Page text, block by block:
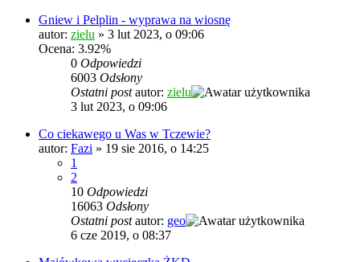
Gniew i Pelplin - wyprawa na wiosnę
autor: zielu » 3 lut 2023, o 09:06
Ocena: 3.92%
0 Odpowiedzi
6003 Odsłony
Ostatni postautor: zielu
3 lut 2023, o 09:06
Co ciekawego u Was w Tczewie?
autor: Fazi » 19 sie 2016, o 14:25
1
2
10 Odpowiedzi
16063 Odsłony
Ostatni postautor: geo
6 cze 2019, o 08:37